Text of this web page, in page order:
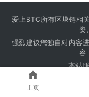
爱上BTC所有区块链相
资
强烈建议您独自对内容
容
本站
Copyright ©

主页